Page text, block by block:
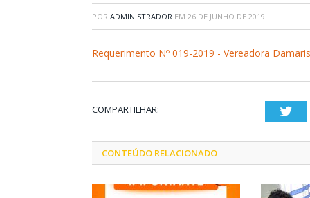
POR ADMINISTRADOR EM 26 DE JUNHO DE 2019
Requerimento Nº 019-2019 - Vereadora
COMPARTILHAR:
CONTEÚDO RELACIONADO